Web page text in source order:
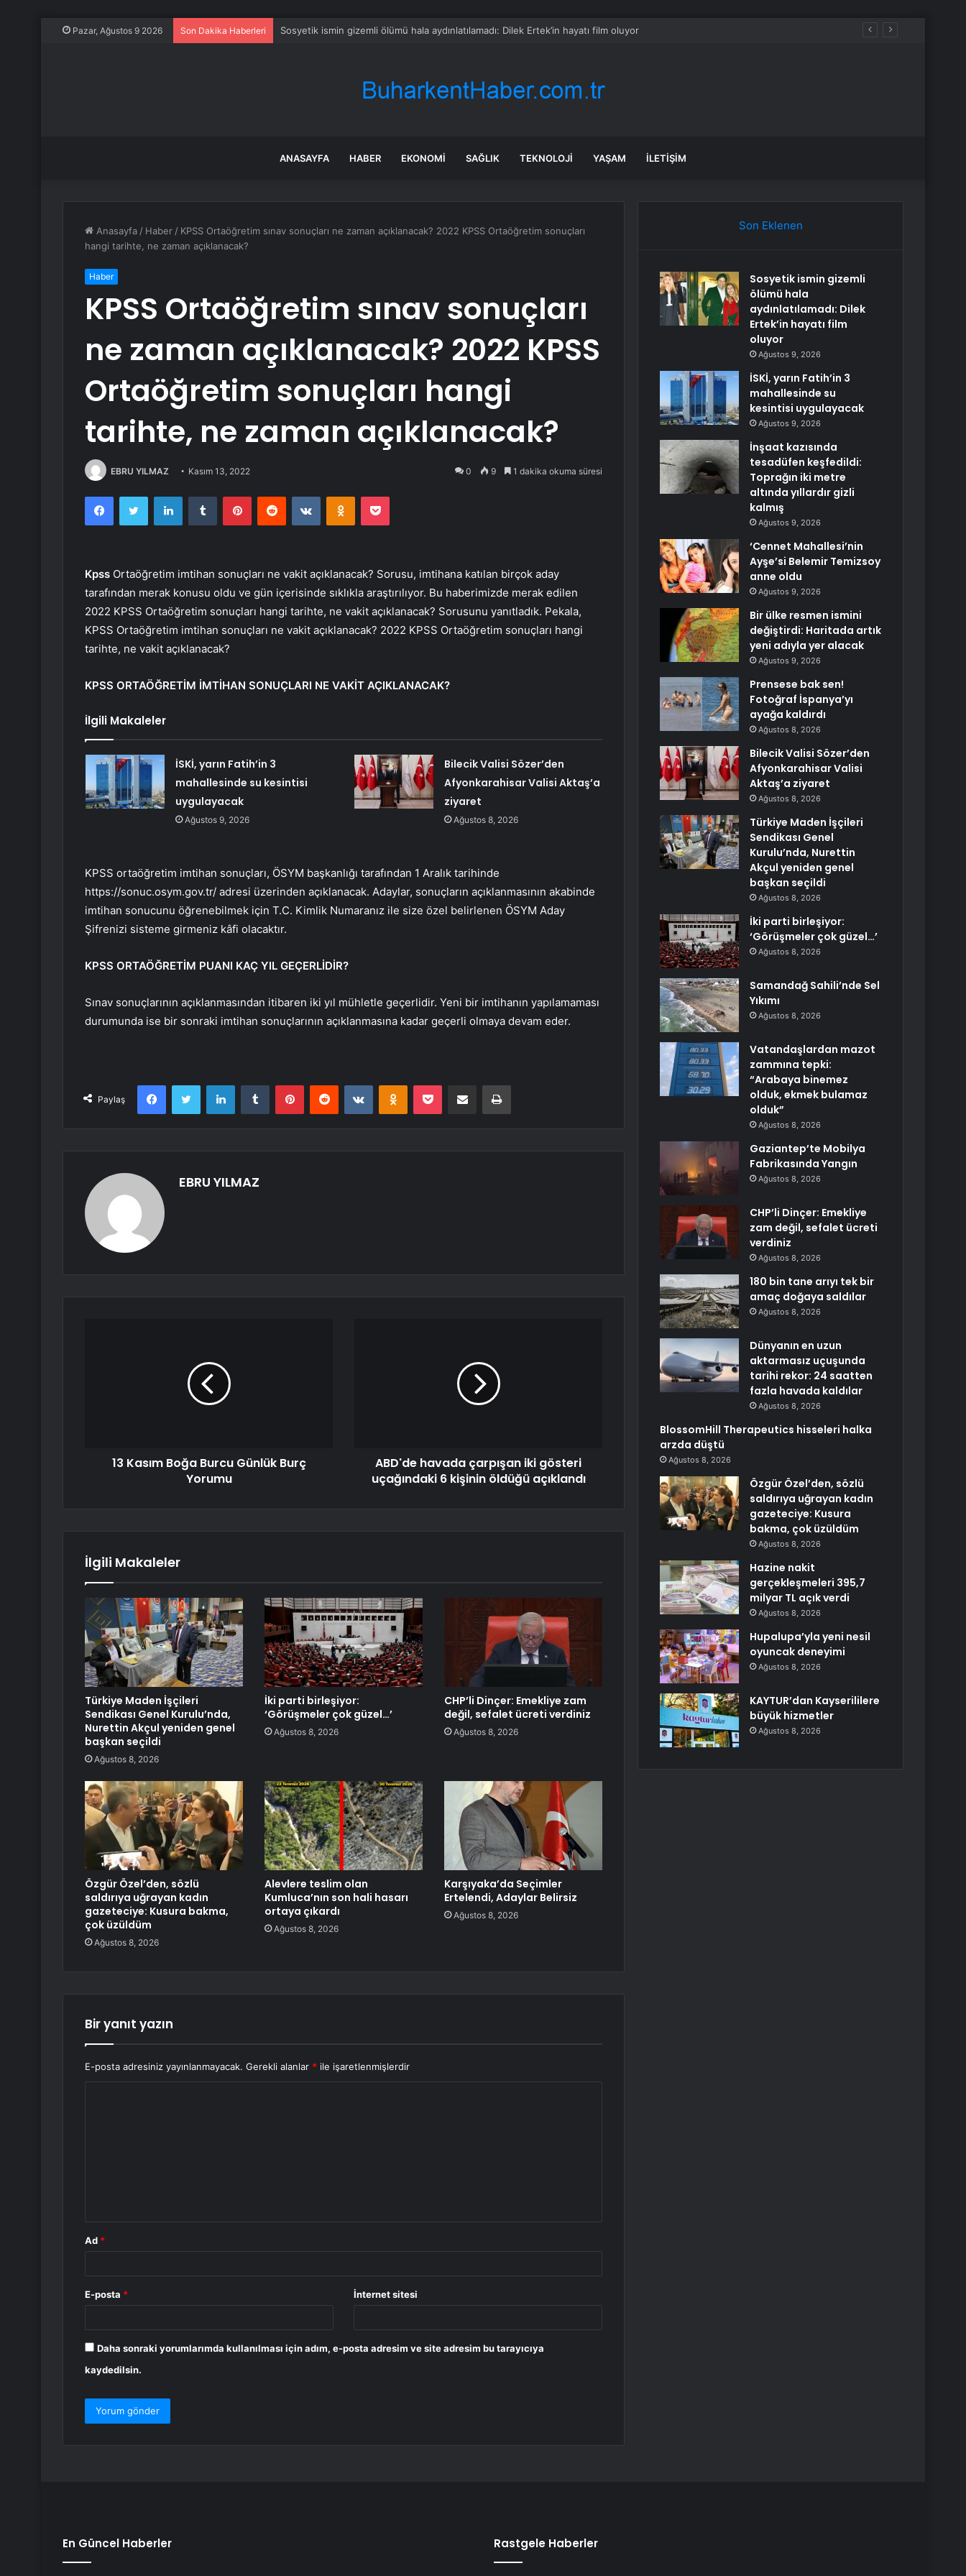
Pazar, Ağustos 9 2026 Son Dakika Haberleri İSKİ, yarın Fatih’in 3 mahallesinde su kesintisi uygulayacak
ANASAYFA HABER EKONOMI SAĞLIK TEKNOLOJI YAŞAM İLETIŞIM
Anasayfa / Haber / KPSS Ortaöğretim sınav sonuçları ne zaman açıklanacak? 2022 KPSS Ortaöğretim sonuçları
hangi tarihte, ne zaman açıklanacak?
Haber
KPSS Ortaöğretim sınav sonuçları
ne zaman açıklanacak? 2022 KPSS
Ortaöğretim sonuçları hangi
tarihte, ne zaman açıklanacak?
EBRU YILMAZ Kasım 13, 2022 0 9 1 dakika okuma süresi
FacebookTwitter LinkedInTumblr PinterestReddit VKontakteOdnoklassniki
Pocket
Kpss Ortaöğretim imtihan sonuçları ne vakit açıklanacak? Sorusu, imtihana katılan birçok aday
tarafından merak konusu oldu ve gün içerisinde sıklıkla araştırılıyor. Bu haberimizde merak edilen
2022 KPSS Ortaöğretim sonuçları hangi tarihte, ne vakit açıklanacak? Sorusunu yanıtladık. Pekala,
KPSS Ortaöğretim imtihan sonuçları ne vakit açıklanacak? 2022 KPSS Ortaöğretim sonuçları hangi
tarihte, ne vakit açıklanacak?
KPSS ORTAÖĞRETİM İMTİHAN SONUÇLARI NE VAKİT AÇIKLANACAK?
İlgili Makaleler
İSKİ, yarın Fatih’in 3
mahallesinde su kesintisi
uygulayacak
Ağustos 9, 2026
Bilecik Valisi Sözer’den
Afyonkarahisar Valisi Aktaş’a
ziyaret
Ağustos 8, 2026
KPSS ortaöğretim imtihan sonuçları, ÖSYM başkanlığı tarafından 1 Aralık tarihinde
https://sonuc.osym.gov.tr/ adresi üzerinden açıklanacak. Adaylar, sonuçların açıklanmasının akabinde
imtihan sonucunu öğrenebilmek için T.C. Kimlik Numaranız ile size özel belirlenen ÖSYM Aday
Şifrenizi sisteme girmeniz kâfi olacaktır.
KPSS ORTAÖĞRETİM PUANI KAÇ YIL GEÇERLİDİR?
Sınav sonuçlarının açıklanmasından itibaren iki yıl mühletle geçerlidir. Yeni bir imtihanın yapılamaması
durumunda ise bir sonraki imtihan sonuçlarının açıklanmasına kadar geçerli olmaya devam eder.
Paylaş
FacebookTwitter LinkedInTumblr PinterestReddit VKontakteOdnoklassniki
Pocket E-Posta ile paylaş Yazdır
EBRU YILMAZ
13 Kasım Boğa Burcu Günlük Burç
Yorumu
ABD'de havada çarpışan iki gösteri
uçağındaki 6 kişinin öldüğü açıklandı
İlgili Makaleler
Türkiye Maden İşçileri
Sendikası Genel Kurulu’nda,
Nurettin Akçul yeniden genel
başkan seçildi
Ağustos 8, 2026
İki parti birleşiyor:
‘Görüşmeler çok güzel…’
Ağustos 8, 2026
CHP’li Dinçer: Emekliye zam
değil, sefalet ücreti verdiniz
Ağustos 8, 2026
Özgür Özel’den, sözlü
saldırıya uğrayan kadın
gazeteciye: Kusura bakma,
çok üzüldüm
Ağustos 8, 2026
Alevlere teslim olan
Kumluca’nın son hali hasarı
ortaya çıkardı
Ağustos 8, 2026
Karşıyaka’da Seçimler
Ertelendi, Adaylar Belirsiz
Ağustos 8, 2026
Bir yanıt yazın
E-posta adresiniz yayınlanmayacak. Gerekli alanlar * ile işaretlenmişlerdir
Ad *
E-posta * İnternet sitesi
Daha sonraki yorumlarımda kullanılması için adım, e-posta adresim ve site adresim bu tarayıcıya
kaydedilsin.
Son Eklenen
Sosyetik ismin gizemli
ölümü hala
aydınlatılamadı: Dilek
Ertek’in hayatı film
oluyor
Ağustos 9, 2026
İSKİ, yarın Fatih’in 3
mahallesinde su
kesintisi uygulayacak
Ağustos 9, 2026
İnşaat kazısında
tesadüfen keşfedildi:
Toprağın iki metre
altında yıllardır gizli
kalmış
Ağustos 9, 2026
‘Cennet Mahallesi’nin
Ayşe’si Belemir Temizsoy
anne oldu
Ağustos 9, 2026
Bir ülke resmen ismini
değiştirdi: Haritada artık
yeni adıyla yer alacak
Ağustos 9, 2026
Prensese bak sen!
Fotoğraf İspanya’yı
ayağa kaldırdı
Ağustos 8, 2026
Bilecik Valisi Sözer’den
Afyonkarahisar Valisi
Aktaş’a ziyaret
Ağustos 8, 2026
Türkiye Maden İşçileri
Sendikası Genel
Kurulu’nda, Nurettin
Akçul yeniden genel
başkan seçildi
Ağustos 8, 2026
İki parti birleşiyor:
‘Görüşmeler çok güzel…’
Ağustos 8, 2026
Samandağ Sahili’nde Sel
Yıkımı
Ağustos 8, 2026
Vatandaşlardan mazot
zammına tepki:
“Arabaya binemez
olduk, ekmek bulamaz
olduk”
Ağustos 8, 2026
Gaziantep’te Mobilya
Fabrikasında Yangın
Ağustos 8, 2026
CHP’li Dinçer: Emekliye
zam değil, sefalet ücreti
verdiniz
Ağustos 8, 2026
180 bin tane arıyı tek bir
amaç doğaya saldılar
Ağustos 8, 2026
Dünyanın en uzun
aktarmasız uçuşunda
tarihi rekor: 24 saatten
fazla havada kaldılar
Ağustos 8, 2026
BlossomHill Therapeutics hisseleri halka
arzda düştü
Ağustos 8, 2026
Özgür Özel’den, sözlü
saldırıya uğrayan kadın
gazeteciye: Kusura
bakma, çok üzüldüm
Ağustos 8, 2026
Hazine nakit
gerçekleşmeleri 395,7
milyar TL açık verdi
Ağustos 8, 2026
Hupalupa’yla yeni nesil
oyuncak deneyimi
Ağustos 8, 2026
KAYTUR’dan Kayserililere
büyük hizmetler
Ağustos 8, 2026
En Güncel Haberler Rastgele Haberler